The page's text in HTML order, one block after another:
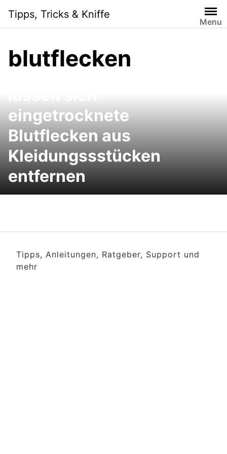
content
Tipps, Tricks & Kniffe
Menu
blutflecken
eingetrocknete
Blutflecken aus
Kleidungssstücken
entfernen
Tipps, Anleitungen, Ratgeber, Support und
mehr